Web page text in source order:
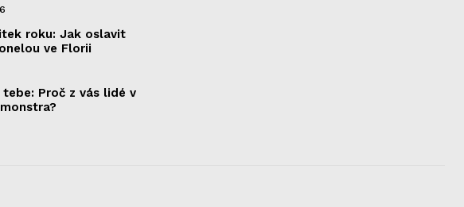
roku: Jak oslavit
ve Florii
Proč z vás lidé v